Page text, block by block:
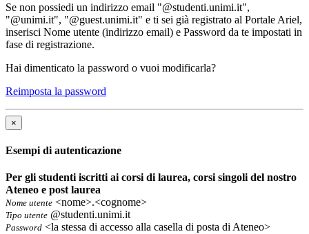
Se non possiedi un indirizzo email "@studenti.unimi.it",
"@unimi.it", "@guest.unimi.it" e ti sei già registrato al Portale Ariel,
inserisci Nome utente (indirizzo email) e Password da te impostati in
fase di registrazione.
Hai dimenticato la password o vuoi modificarla?
Reimposta la password
×
Esempi di autenticazione
Per gli studenti iscritti ai corsi di laurea, corsi singoli del nostro
Ateneo e post laurea
Nome utente <nome>.<cognome>
Tipo utente @studenti.unimi.it
Password <la stessa di accesso alla casella di posta di Ateneo>